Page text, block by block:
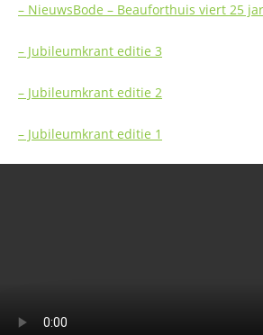
– NieuwsBode – Beauforthuis viert 25
– Jubileumkrant editie 3
– Jubileumkrant editie 2
– Jubileumkrant editie 1